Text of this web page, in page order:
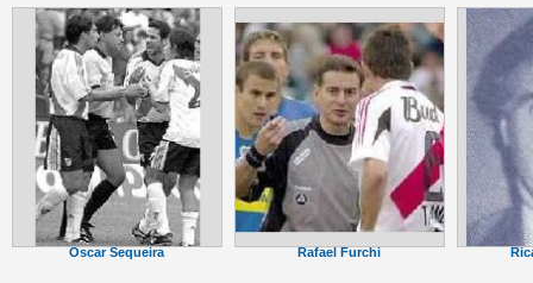
Oscar Sequeira Rafael Furchi